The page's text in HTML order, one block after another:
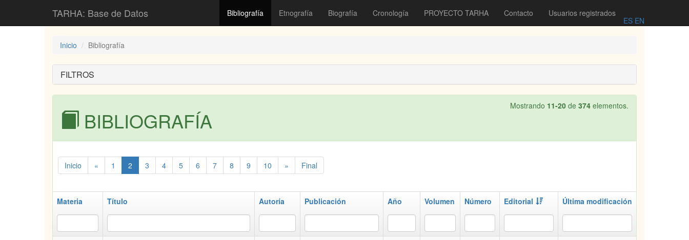
TARHA: Base de Datos Bibliografía Etnografía Biografía Cronología PROYECTO TARHA Contacto Usuarios registrados
ES EN
Inicio Bibliografía
FILTROS
Mostrando 11-20 de 374 elementos.
BIBLIOGRAFÍA
Inicio « 1 2 3 4 5 6 7 8 9 10 » Final
Materia Título Autoría Publicación Año Volumen Número Editorial Última modificación